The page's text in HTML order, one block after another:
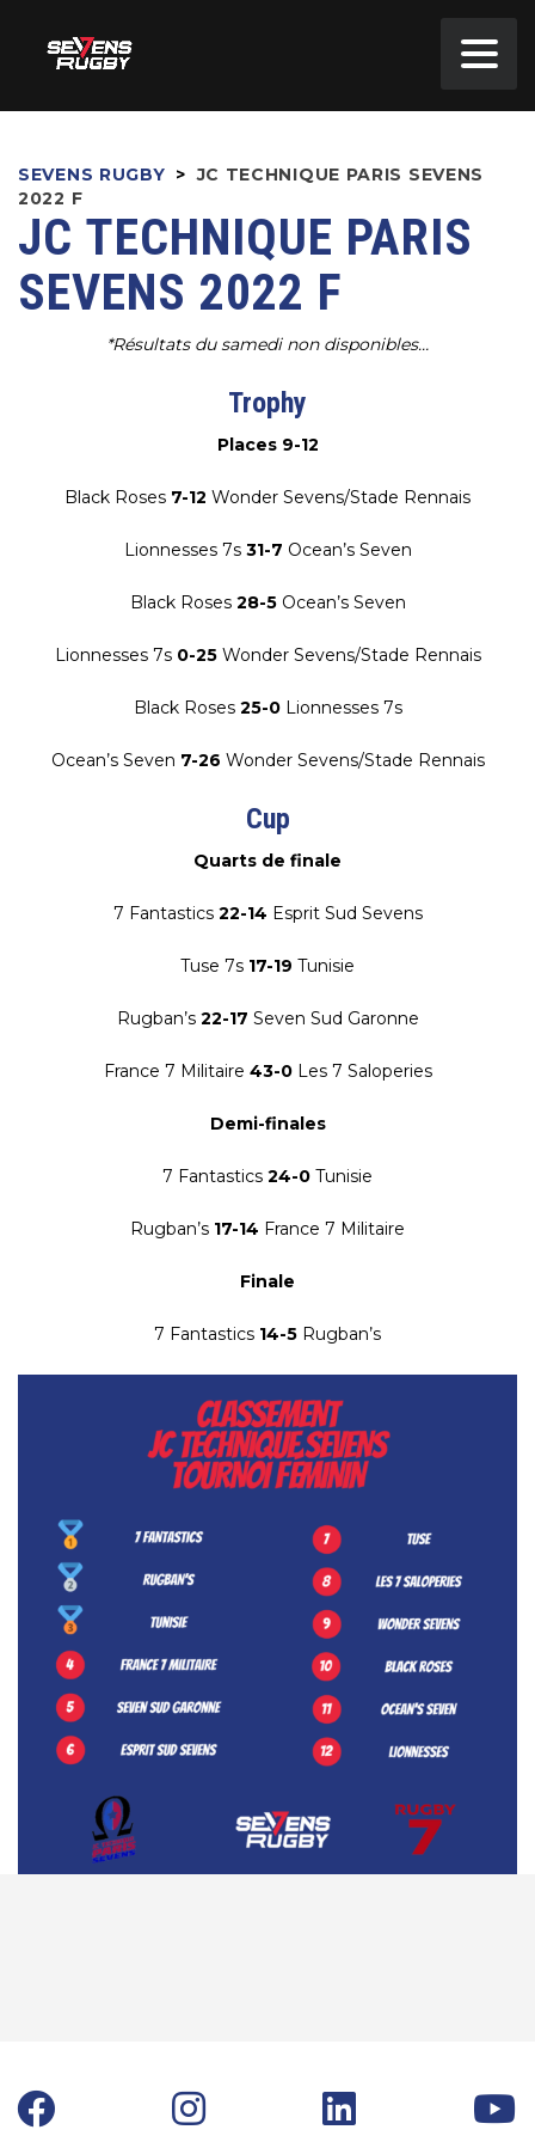
SEVENS RUGBY > JC TECHNIQUE PARIS SEVENS
2022 F
JC TECHNIQUE PARIS
SEVENS 2022 F
*Résultats du samedi non disponibles…
Trophy
Places 9-12
Black Roses 7-12 Wonder Sevens/Stade Rennais
Lionnesses 7s 31-7 Ocean’s Seven
Black Roses 28-5Ocean’s Seven
Lionnesses 7s 0-25Wonder Sevens/Stade Rennais
Black Roses 25-0Lionnesses 7s
Ocean’s Seven 7-26 Wonder Sevens/Stade Rennais
Cup
Quarts de finale
7 Fantastics 22-14 Esprit Sud Sevens
Tuse 7s 17-19 Tunisie
Rugban’s 22-17 Seven Sud Garonne
France 7 Militaire 43-0Les 7 Saloperies
Demi-finales
7 Fantastics 24-0 Tunisie
Rugban’s 17-14 France 7 Militaire
Finale
7 Fantastics 14-5 Rugban’s